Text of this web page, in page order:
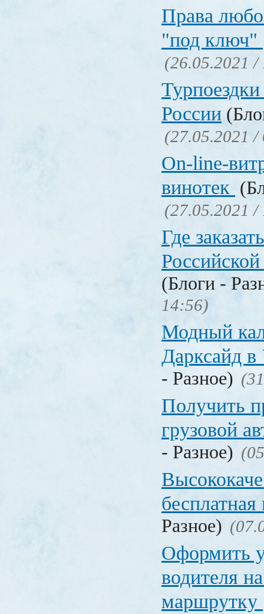
Права
"под ключ"
(26.05.2021 /
России
(27.05.2021 /
On-line-
винотек
(27.05.2021 /
Где
(Блоги -
14:56)
Модный
Дарксайд в
- Разное)
Получить
грузовой
- Разное)
Разное)
Оформить
водителя
маршрутку